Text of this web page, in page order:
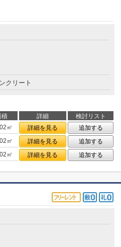
クリート
積 詳細
検討リスト
㎡ 詳細を見る
追加する
㎡ 詳細を見る
追加する
㎡ 詳細を見る 追加する